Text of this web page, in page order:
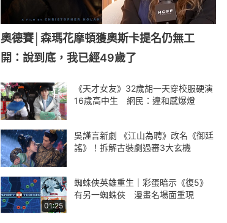
奧德賽│森瑪花摩頓獲奧斯卡提名仍無工
開：說到底，我已經49歲了
《天才女友》32歲胡一天穿校服硬演
16歲高中生 網民：違和感爆燈
吳謹言新劇 《江山為聘》改名《御廷
謠》！拆解古裝劇過審3大玄機
01:25
蜘蛛俠英雄重生｜彩蛋暗示《復5》
有另一蜘蛛俠 漫畫名場面重現